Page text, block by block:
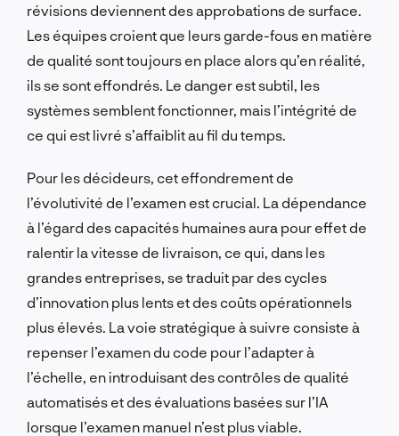
révisions deviennent des approbations de surface.
Les équipes croient que leurs garde-fous en matière
de qualité sont toujours en place alors qu’en réalité,
ils se sont effondrés. Le danger est subtil, les
systèmes semblent fonctionner, mais l’intégrité de
ce qui est livré s’affaiblit au fil du temps.
Pour les décideurs, cet effondrement de
l’évolutivité de l’examen est crucial. La dépendance
à l’égard des capacités humaines aura pour effet de
ralentir la vitesse de livraison, ce qui, dans les
grandes entreprises, se traduit par des cycles
d’innovation plus lents et des coûts opérationnels
plus élevés. La voie stratégique à suivre consiste à
repenser l’examen du code pour l’adapter à
l’échelle, en introduisant des contrôles de qualité
automatisés et des évaluations basées sur l’IA
lorsque l’examen manuel n’est plus viable.